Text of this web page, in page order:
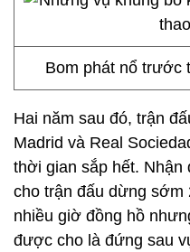
Bom phát nổ trước
Hai năm sau đó, trận
Madrid và Real
thời gian sắp hết.
cho trận đấu dừng sớm
nhiều giờ đồng hồ
được cho là đứng sau